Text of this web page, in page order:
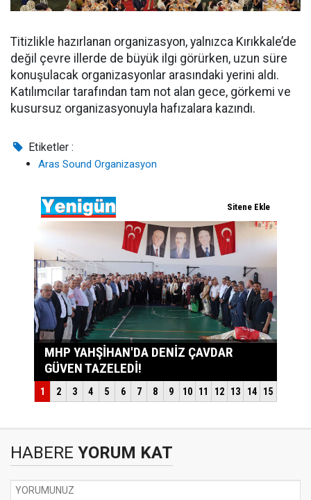
Titizlikle hazırlanan organizasyon, yalnızca Kırıkkale’de
değil çevre illerde de büyük ilgi görürken, uzun süre
konuşulacak organizasyonlar arasındaki yerini aldı.
Katılımcılar tarafından tam not alan gece, görkemi ve
kusursuz organizasyonuyla hafızalara kazındı.
Etiketler :
Aras Sound Organizasyon
HABERE YORUM KAT